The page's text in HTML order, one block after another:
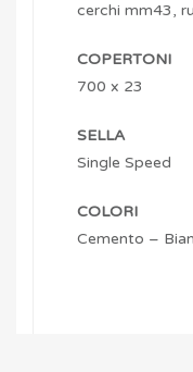
cerchi mm43,
COPERTONI
700 x 23
SELLA
Single Speed
COLORI
Cemento –